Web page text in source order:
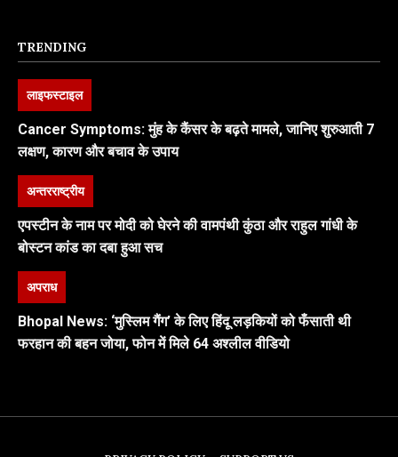
TRENDING
लाइफस्टाइल
Cancer Symptoms: मुंह के कैंसर के बढ़ते मामले, जानिए शुरुआती 7
लक्षण, कारण और बचाव के उपाय
अन्तरराष्ट्रीय
एपस्टीन के नाम पर मोदी को घेरने की वामपंथी कुंठा और राहुल गांधी के
बोस्टन कांड का दबा हुआ सच
अपराध
Bhopal News: ‘मुस्लिम गैंग’ के लिए हिंदू लड़कियों को फँसाती थी
फरहान की बहन जोया, फोन में मिले 64 अश्लील वीडियो